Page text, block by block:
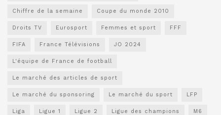
Chiffre de la semaine Coupe du monde 2010
Droits TV Eurosport Femmes et sport FFF
FIFA France Télévisions JO 2024
L'équipe de France de football
Le marché des articles de sport
Le marché du sponsoring Le marché du sport LFP
Liga Ligue 1 Ligue 2 Ligue des champions M6